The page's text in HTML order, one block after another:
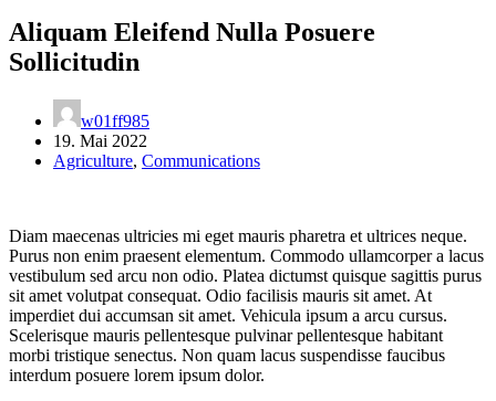
Aliquam Eleifend Nulla Posuere
Sollicitudin
w01ff985
19. Mai 2022
Agriculture, Communications
Diam maecenas ultricies mi eget mauris pharetra et ultrices neque.
Purus non enim praesent elementum. Commodo ullamcorper a lacus
vestibulum sed arcu non odio. Platea dictumst quisque sagittis purus
sit amet volutpat consequat. Odio facilisis mauris sit amet. At
imperdiet dui accumsan sit amet. Vehicula ipsum a arcu cursus.
Scelerisque mauris pellentesque pulvinar pellentesque habitant
morbi tristique senectus. Non quam lacus suspendisse faucibus
interdum posuere lorem ipsum dolor.